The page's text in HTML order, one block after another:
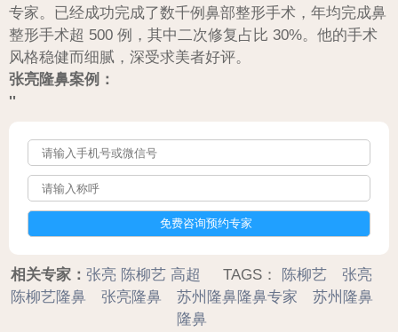
专家。已经成功完成了数千例鼻部整形手术，年均完成鼻
整形手术超 500 例，其中二次修复占比 30%。他的手术
风格稳健而细腻，深受求美者好评。
张亮隆鼻案例：
''
相关专家： 张亮 陈柳艺 高超 TAGS： 陈柳艺
张亮
陈柳艺隆鼻
张亮隆鼻 苏州隆鼻隆鼻专家
苏州隆鼻
隆鼻